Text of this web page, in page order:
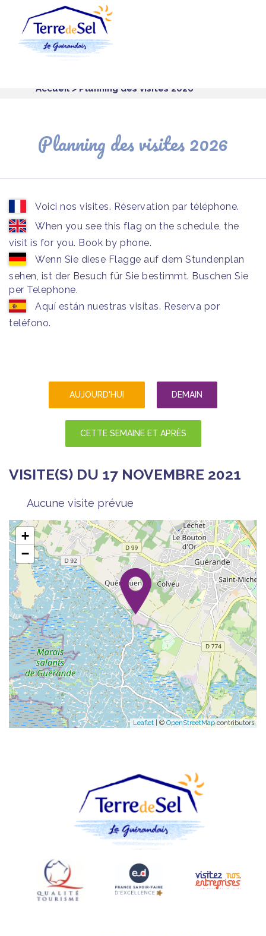
Accueil> Planning des visites 2026
Planning des visites 2026
Voici nos visites. Réservation par téléphone.
When you see this flag on the schedule, the
visit is for you. Book by phone.
Wenn Sie diese Flagge auf dem Stundenplan
sehen, ist der Besuch für Sie bestimmt. Buschen Sie
per Telephone.
Aquí están nuestras visitas. Reserva por
teléfono.
AUJOURD'HUI DEMAIN
CETTE SEMAINE ET APRÈS
VISITE(S) DU 17 NOVEMBRE 2021
Aucune visite prévue
+
−
Leaflet | © OpenStreetMapcontributors
Panneau de gestion des cookies